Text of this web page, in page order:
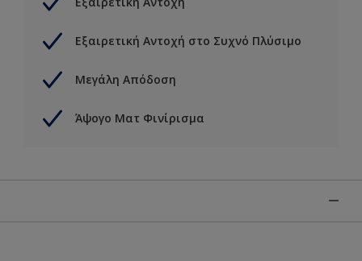
Εξαιρετική Αντοχή στο Συχνό Πλύσιμο
Μεγάλη Απόδοση
Άψογο Ματ Φινίρισμα